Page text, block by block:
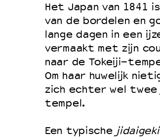
Filmprogramma’s
Filmprogramma’s VO/
Speciale
OVER
Wat we doen
Het Japan van
van de bordelen en
lange dagen in een
vermaakt met zijn
naar de Tokeiji-
Om haar huwelijk
zich echter wel
tempel.
Een typische jidaigeki